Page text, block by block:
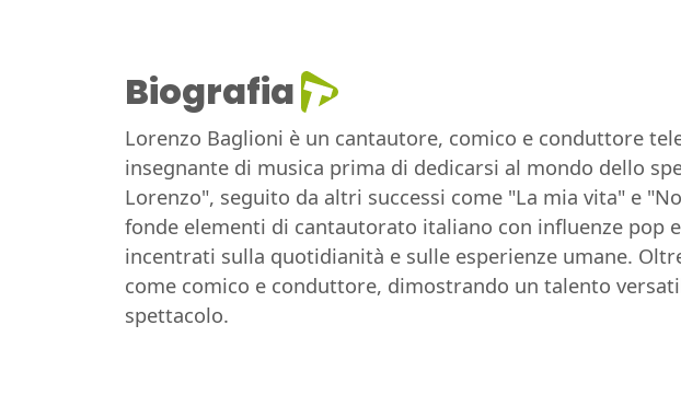
Biografia
Lorenzo Baglioni è un cantautore, comico e conduttore
insegnante di musica prima di dedicarsi al mondo dello
Lorenzo", seguito da altri successi come "La mia vita" e
fonde elementi di cantautorato italiano con influenze pop
incentrati sulla quotidianità e sulle esperienze umane.
come comico e conduttore, dimostrando un talento
spettacolo.